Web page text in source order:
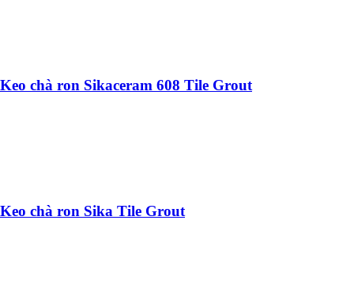
Keo chà ron Sikaceram 608 Tile Grout
Keo chà ron Sika Tile Grout